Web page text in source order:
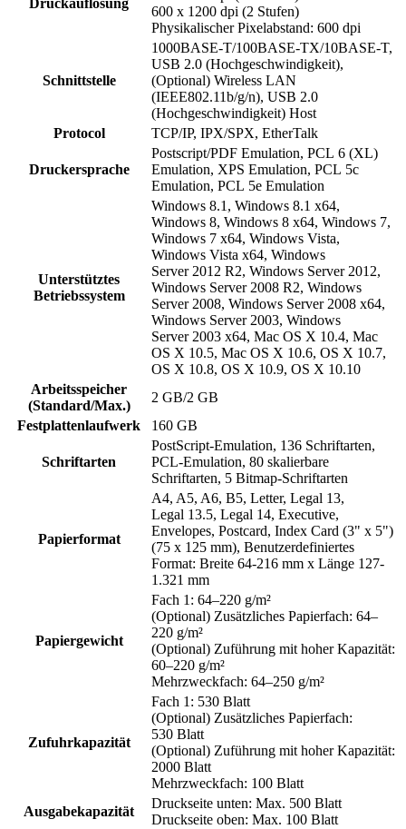
Druckauflösung
600 x 1200 dpi (2 Stufen)
Physikalischer Pixelabstand: 600 dpi
Schnittstelle
1000BASE-T/100BASE-TX/10BASE-T,
USB 2.0 (Hochgeschwindigkeit),
(Optional) Wireless LAN
(IEEE802.11b/g/n), USB 2.0
(Hochgeschwindigkeit) Host
Protocol
TCP/IP, IPX/SPX, EtherTalk
Druckersprache
Postscript/PDF Emulation, PCL 6 (XL)
Emulation, XPS Emulation, PCL 5c
Emulation, PCL 5e Emulation
Unterstütztes
Betriebssystem
Windows 8.1, Windows 8.1 x64,
Windows 8, Windows 8 x64, Windows 7,
Windows 7 x64, Windows Vista,
Windows Vista x64, Windows
Server 2012 R2, Windows Server 2012,
Windows Server 2008 R2, Windows
Server 2008, Windows Server 2008 x64,
Windows Server 2003, Windows
Server 2003 x64, Mac OS X 10.4, Mac
OS X 10.5, Mac OS X 10.6, OS X 10.7,
OS X 10.8, OS X 10.9, OS X 10.10
Arbeitsspeicher
(Standard/Max.)
2 GB/2 GB
Festplattenlaufwerk
160 GB
Schriftarten
PostScript-Emulation, 136 Schriftarten,
PCL-Emulation, 80 skalierbare
Schriftarten, 5 Bitmap-Schriftarten
Papierformat
A4, A5, A6, B5, Letter, Legal 13,
Legal 13.5, Legal 14, Executive,
Envelopes, Postcard, Index Card (3" x 5")
(75 x 125 mm), Benutzerdefiniertes
Format: Breite 64-216 mm x Länge 127-
1.321 mm
Papiergewicht
Fach 1: 64–220 g/m²
(Optional) Zusätzliches Papierfach: 64–
220 g/m²
(Optional) Zuführung mit hoher Kapazität:
60–220 g/m²
Mehrzweckfach: 64–250 g/m²
Zufuhrkapazität
Fach 1: 530 Blatt
(Optional) Zusätzliches Papierfach:
530 Blatt
(Optional) Zuführung mit hoher Kapazität:
2000 Blatt
Mehrzweckfach: 100 Blatt
Ausgabekapazität
Druckseite unten: Max. 500 Blatt
Druckseite oben: Max. 100 Blatt